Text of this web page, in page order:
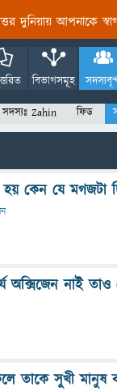
দুনিয়ায় আপনাকে
বিভাগসমূহ
সদস্যঃ Zahin ফিড
কেন যে মগজটা
অক্সিজেন নাই
তাকে সুখী মানুষ